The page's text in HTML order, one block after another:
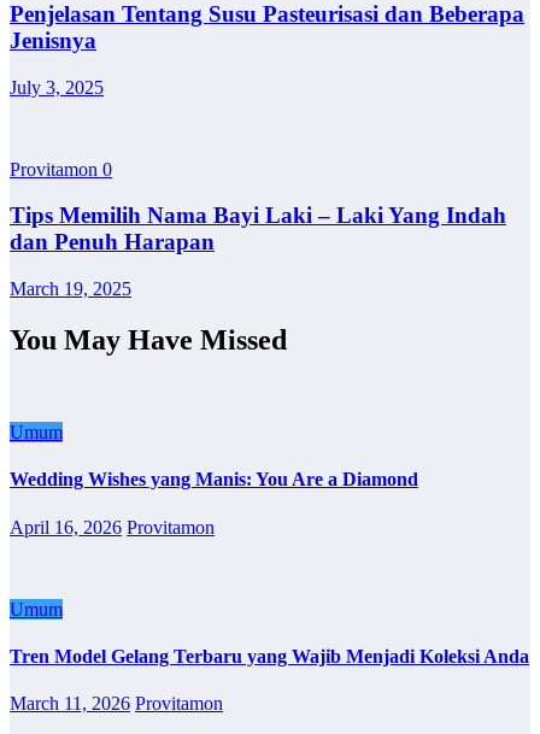
Penjelasan Tentang Susu Pasteurisasi dan Beberapa
Jenisnya
July 3, 2025
Provitamon 0
Tips Memilih Nama Bayi Laki – Laki Yang Indah
dan Penuh Harapan
March 19, 2025
You May Have Missed
Umum
Wedding Wishes yang Manis: You Are a Diamond
April 16, 2026 Provitamon
Umum
Tren Model Gelang Terbaru yang Wajib Menjadi Koleksi Anda
March 11, 2026 Provitamon